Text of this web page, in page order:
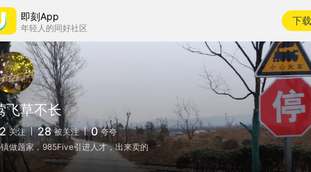
即刻App
年轻人的同好社区
下载
飞草不长
关注 28 被关注 0 夸夸
做题家，985Five引进人才，出来卖的